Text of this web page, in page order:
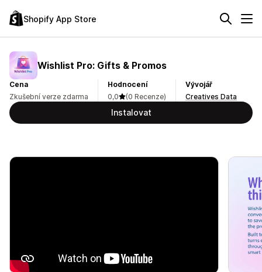
Shopify App Store
Wishlist Pro: Gifts & Promos
Cena
Zkušební verze zdarma
Hodnocení
0,0
(0 Recenze)
Vývojář
Creatives Data
Instalovat